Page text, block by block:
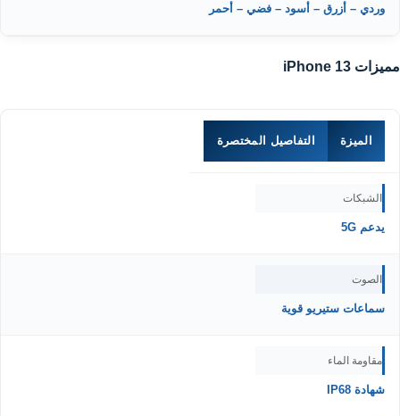
وردي – أزرق – أسود – فضي – أحمر
مميزات iPhone 13
الميزة التفاصيل المختصرة
الشبكات
يدعم 5G
الصوت
سماعات ستيريو قوية
مقاومة الماء
شهادة IP68